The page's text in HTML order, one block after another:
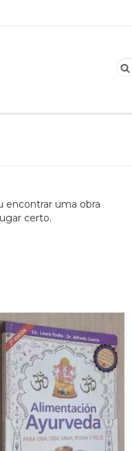
encontrar uma obra
certo.